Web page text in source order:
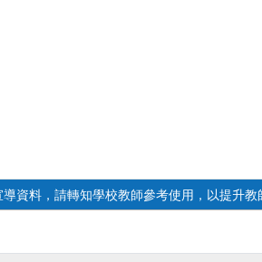
資料，請轉知學校教師參考使用，以提升